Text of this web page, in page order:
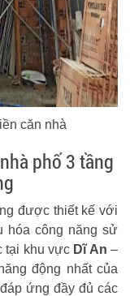
căn nhà
phố 3 tầng
được thiết kế với
hóa công năng sử
tại khu vực Dĩ An –
động nhất của
ứng đầy đủ các